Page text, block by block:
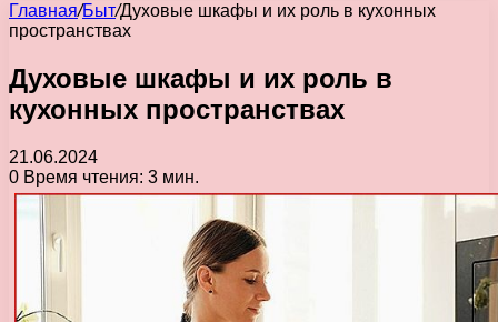
Главная/Быт/Духовые шкафы и их роль в кухонных
пространствах
Духовые шкафы и их роль в
кухонных пространствах
21.06.2024
0 Время чтения: 3 мин.